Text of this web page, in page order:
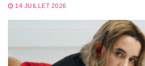
14 JUILLET 2026